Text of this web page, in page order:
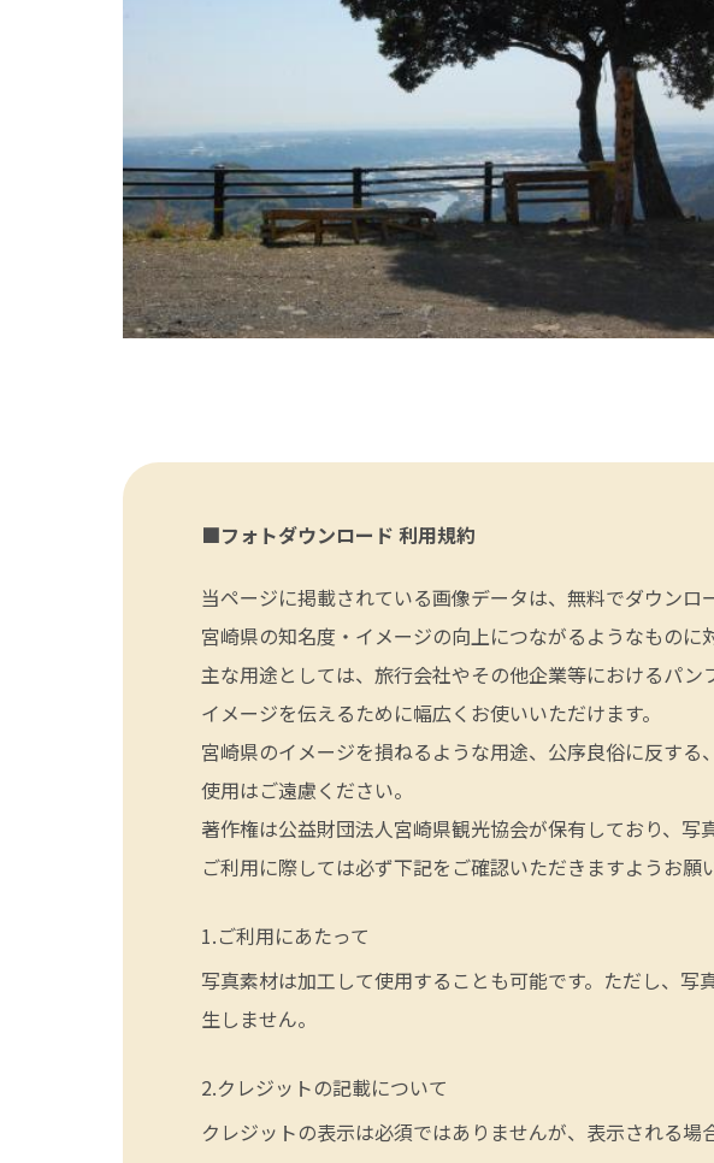
■フォトダウンロード 利用規約
当ページに掲載されている画像データは、無料でダウンロ
宮崎県の知名度・イメージの向上につながるようなものに
主な用途としては、旅行会社やその他企業等におけるパ
イメージを伝えるために幅広くお使いいただけます。
宮崎県のイメージを損ねるような用途、公序良俗に反す
使用はご遠慮ください。
著作権は公益財団法人宮崎県観光協会が保有しており、写
ご利用に際しては必ず下記をご確認いただきますようお願
ご利用にあたって
写真素材は加工して使用することも可能です。ただし、
生しません。
クレジットの記載について
クレジットの表示は必須ではありませんが、表示される場